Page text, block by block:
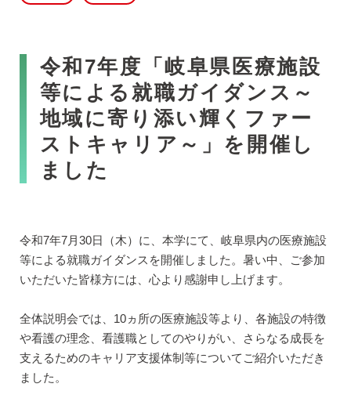
令和7年度「岐阜県医療施設
等による就職ガイダンス～
地域に寄り添い輝くファー
ストキャリア～」を開催し
ました
令和7年7月30日（木）に、本学にて、岐阜県内の医療施設
等による就職ガイダンスを開催しました。暑い中、ご参加
いただいた皆様方には、心より感謝申し上げます。
全体説明会では、10ヵ所の医療施設等より、各施設の特徴
や看護の理念、看護職としてのやりがい、さらなる成長を
支えるためのキャリア支援体制等についてご紹介いただき
ました。